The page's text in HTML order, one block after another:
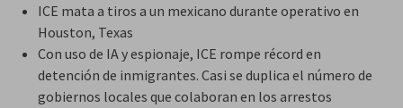
ICE mata a tiros a un mexicano durante operativo en
Houston, Texas
Con uso de IA y espionaje, ICE rompe récord en
detención de inmigrantes. Casi se duplica el número de
gobiernos locales que colaboran en los arrestos